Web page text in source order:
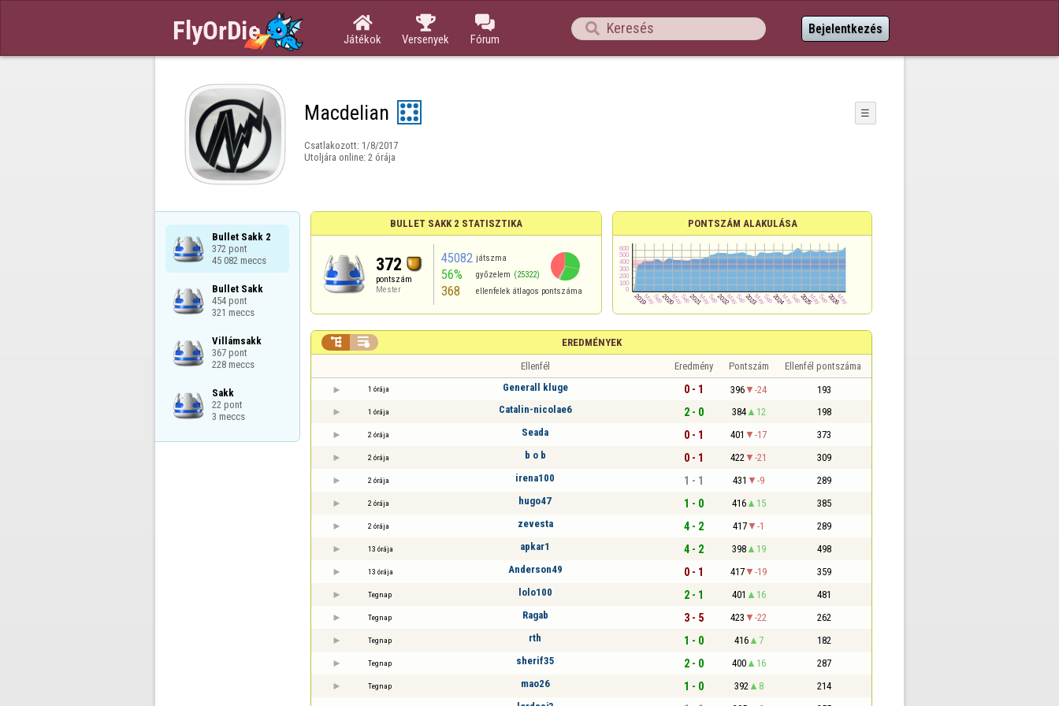

Játékok

Versenyek

Fórum
 Bejelentkezés
Macdelian ☰
Csatlakozott: 1/8/2017
Utoljára online: 2 órája
Bullet Sakk 2
372 pont
45 082 meccs
Bullet Sakk
454 pont
321 meccs
Villámsakk
367 pont
228 meccs
Sakk
22 pont
3 meccs
BULLET SAKK 2 STATISZTIKA
372
pontszám
Mester
45082 játszma
56% győzelem (25322)
368 ellenfelek átlagos pontszáma
PONTSZÁM ALAKULÁSA
EREDMÉNYEK
 
Ellenfél Eredmény Pontszám Ellenfél pontszáma
1 órája Generall kluge 0 - 1 396 -24 193
1 órája Catalin-nicolae6 2 - 0 384 12 198
2 órája Seada 0 - 1 401 -17 373
2 órája b o b 0 - 1 422 -21 309
2 órája irena100 1 - 1 431 -9 289
2 órája hugo47 1 - 0 416 15 385
2 órája zevesta 4 - 2 417 -1 289
13 órája apkar1 4 - 2 398 19 498
13 órája Anderson49 0 - 1 417 -19 359
Tegnap lolo100 2 - 1 401 16 481
Tegnap Ragab 3 - 5 423 -22 262
Tegnap rth 1 - 0 416 7 182
Tegnap sherif35 2 - 0 400 16 287
Tegnap mao26 1 - 0 392 8 214